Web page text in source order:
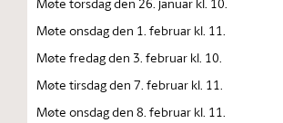
Møte onsdag den 1. februar kl. 11.
Møte fredag den 3. februar kl. 10.
Møte tirsdag den 7. februar kl. 11.
Møte onsdag den 8. februar kl. 11.